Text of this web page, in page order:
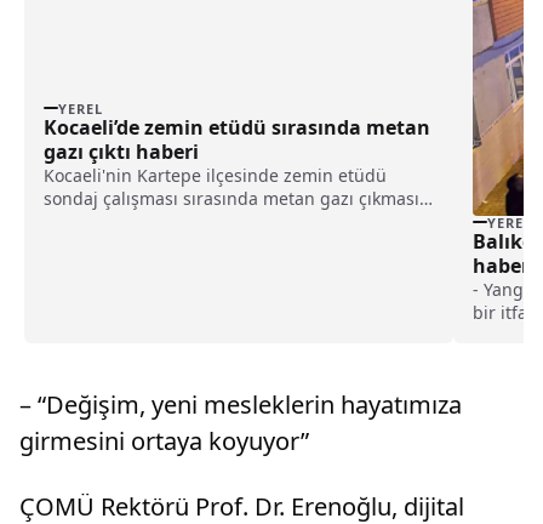
YEREL
Kocaeli’de zemin etüdü sırasında metan
gazı çıktı haberi
Kocaeli'nin Kartepe ilçesinde zemin etüdü
sondaj çalışması sırasında metan gazı çıkması
YEREL
haberi
-
bir
– “Değişim, yeni mesleklerin hayatımıza
girmesini ortaya koyuyor”
ÇOMÜ Rektörü Prof. Dr. Erenoğlu, dijital